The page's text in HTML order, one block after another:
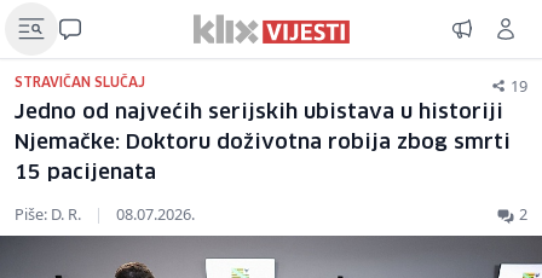
STRAVIČAN SLUČAJ 19
Jedno od najvećih serijskih ubistava u historiji
Njemačke: Doktoru doživotna robija zbog smrti
15 pacijenata
Piše: D. R. | 08.07.2026. 2